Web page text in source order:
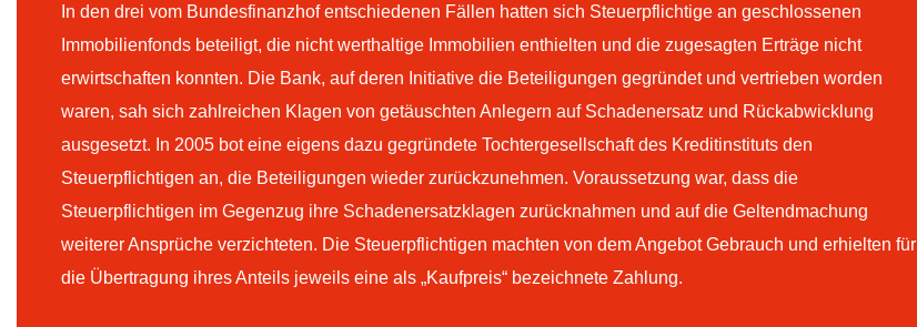
In den drei vom Bundesfinanzhof entschiedenen Fällen hatten sich Steuerpflichtige an geschlossenen
Immobilienfonds beteiligt, die nicht werthaltige Immobilien enthielten und die zugesagten Erträge nicht
erwirtschaften konnten. Die Bank, auf deren Initiative die Beteiligungen gegründet und vertrieben worden
waren, sah sich zahlreichen Klagen von getäuschten Anlegern auf Schadenersatz und Rückabwicklung
ausgesetzt. In 2005 bot eine eigens dazu gegründete Tochtergesellschaft des Kreditinstituts den
Steuerpflichtigen an, die Beteiligungen wieder zurückzunehmen. Voraussetzung war, dass die
Steuerpflichtigen im Gegenzug ihre Schadenersatzklagen zurücknahmen und auf die Geltendmachung
weiterer Ansprüche verzichteten. Die Steuerpflichtigen machten von dem Angebot Gebrauch und erhielten für
die Übertragung ihres Anteils jeweils eine als „Kaufpreis“ bezeichnete Zahlung.